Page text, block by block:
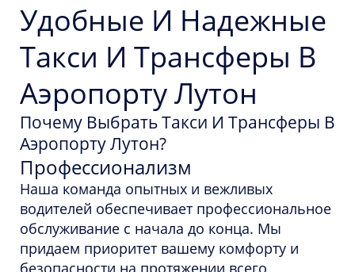
Удобные И Надежные
Такси И Трансферы В
Аэропорту Лутон
Почему Выбрать Такси И Трансферы В
Аэропорту Лутон?
Профессионализм
Наша команда опытных и вежливых
водителей обеспечивает профессиональное
обслуживание с начала до конца. Мы
придаем приоритет вашему комфорту и
безопасности на протяжении всего